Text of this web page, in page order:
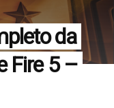
da
Fire 5 –